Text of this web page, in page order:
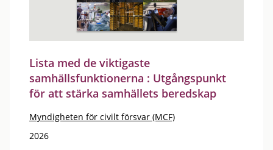
Lista med de viktigaste
samhällsfunktionerna : Utgångspunkt
för att stärka samhällets beredskap
Myndigheten för civilt försvar (MCF)
2026